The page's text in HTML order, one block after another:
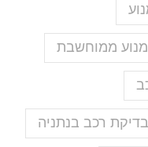
ממוחשבת
בדיקת רכב בנתניה